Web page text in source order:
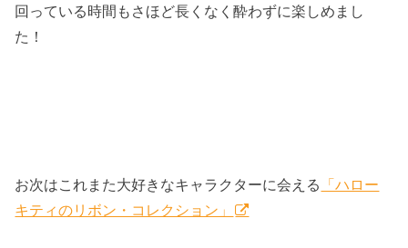
回っている時間もさほど長くなく酔わずに楽しめまし
た！
お次はこれまた大好きなキャラクターに会える
「ハロー
キティのリボン・コレクション」